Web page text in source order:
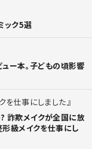
ック5選
ュー本。子どもの頃影響
を仕事にしました
? 詐欺メイクが全国に放
級メイクを仕事にし